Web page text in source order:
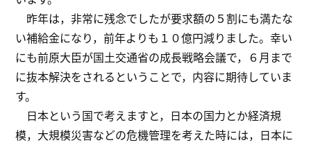
昨年は，非常に残念でしたが要求額の５割にも満たな
い補給金になり，前年よりも１０億円減りました。幸い
にも前原大臣が国土交通省の成長戦略会議で，６月まで
に抜本解決をされるということで，内容に期待していま
す。
日本という国で考えますと，日本の国力とか経済規
模，大規模災害などの危機管理を考えた時には，日本に